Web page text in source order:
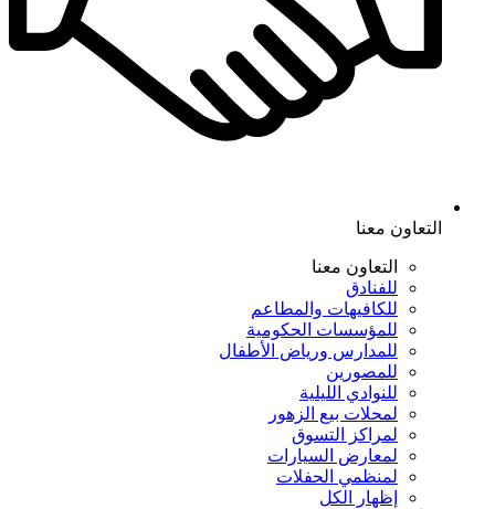
التعاون معنا
التعاون معنا
للفنادق
للكافيهات والمطاعم
للمؤسسات الحكومية
للمدارس ورياض الأطفال
للمصورين
للنوادي الليلية
لمحلات بيع الزهور
لمراكز التسوق
لمعارض السيارات
لمنظمي الحفلات
إظهار الكل